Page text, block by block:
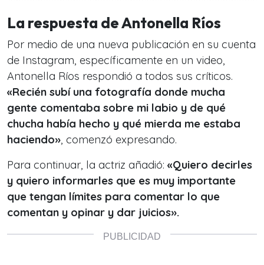
La respuesta de Antonella Ríos
Por medio de una nueva publicación en su cuenta
de Instagram, específicamente en un video,
Antonella Ríos respondió a todos sus críticos.
«Recién subí una fotografía donde mucha
gente comentaba sobre mi labio y de qué
chucha había hecho y qué mierda me estaba
haciendo», comenzó expresando.
Para continuar, la actriz añadió: «Quiero decirles
y quiero informarles que es muy importante
que tengan límites para comentar lo que
comentan y opinar y dar juicios».